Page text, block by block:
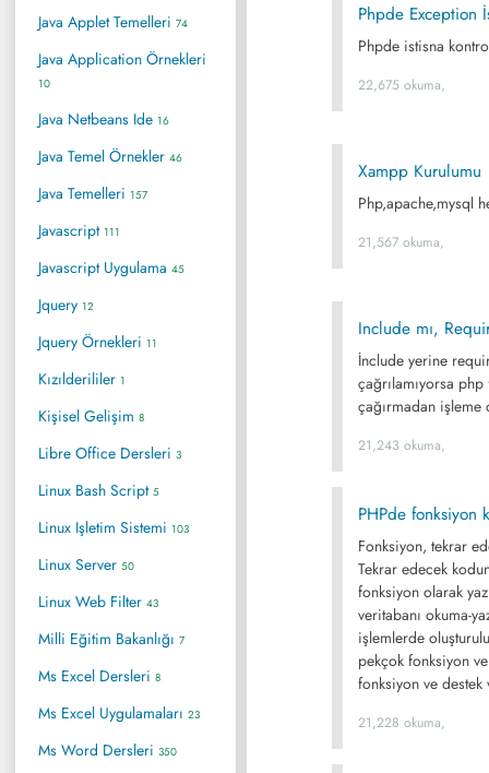
Java Applet Temelleri 74
Java Application Örnekleri
10
Java Netbeans Ide 16
Java Temel Örnekler 46
Java Temelleri 157
Javascript 111
Javascript Uygulama 45
Jquery 12
Jquery Örnekleri 11
Kızılderililer 1
Kişisel Gelişim 8
Libre Office Dersleri 3
Linux Bash Script 5
Linux Işletim Sistemi 103
Linux Server 50
Linux Web Filter 43
Milli Eğitim Bakanlığı 7
Ms Excel Dersleri 8
Ms Excel Uygulamaları 23
Ms Word Dersleri 350
Phpde Exception
Phpde istisna
22,675 okuma,
Xampp Kurulumu
Php,apache,mysql
21,567 okuma,
Include mı,
İnclude yerine
çağrılamıyorsa
çağırmadan işleme
21,243 okuma,
PHPde fonksiyon
Fonksiyon, tekrar
Tekrar edecek
fonksiyon olarak
veritabanı okuma-
işlemlerde
pekçok fonksiyon
fonksiyon ve destek
21,228 okuma,